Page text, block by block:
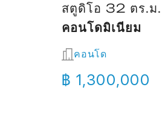
สตูดิโอ 32 ตร.ม.
คอนโดมิเนียม
คอนโด
฿ 1,300,000